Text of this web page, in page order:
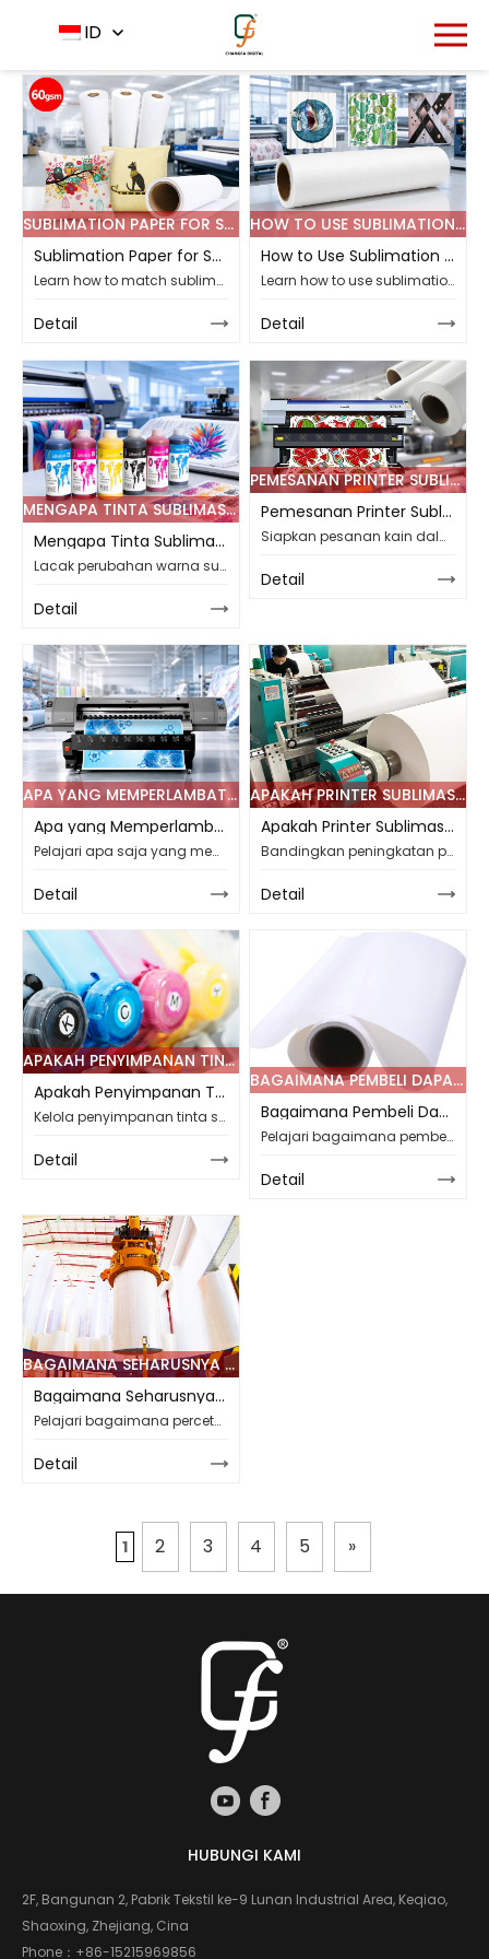
ID
Rumah Berita Perusahaan
SUBLIMATION PAPER FOR SHIRTS: HOW TO MATCH THE PAPER, POLYESTER FABRIC, AND HEAT PRESS
Sublimation Paper for Shirts: How to Match the Paper, Polyester Fabric, and Heat Press
Learn how to match sublimation paper for shirts with polyester fabric and heat press settings. See how Changfa Digital's 60gsm fast-dry roll fits shirt printing.
Detail
HOW TO USE SUBLIMATION TRANSFER PAPER?
How to Use Sublimation Transfer Paper?
Learn how to use sublimation paper, from printable-side checks and mirroring to ink control, heat pressing, troubleshooting and paper selection.
Detail
MENGAPA TINTA SUBLIMASI UNTUK PRINTER EPSON TERLIHAT BERBEDA SETELAH TRANSFER PANAS?
Mengapa Tinta Sublimasi untuk Printer Epson Terlihat Berbeda Setelah Transfer Panas?
Lacak perubahan warna sublimasi di seluruh kepala cetak Epson, aliran tinta CMYK, kertas transfer, poliester, serta suhu, waktu, dan tekanan transfer panas.
Detail
PEMESANAN PRINTER SUBLIMASI FORMAT LEBAR: PEMERIKSAAN DESAIN DAN KAIN SEBELUM PRODUKSI MASSAL
Pemesanan Printer Sublimasi Format Lebar: Pemeriksaan Desain dan Kain Sebelum Produksi Massal
Siapkan pesanan kain dalam jumlah besar dengan memeriksa skala desain, tata letak berulang, lebar yang dapat digunakan, margin, persetujuan gulungan pertama, catatan warna, dan detail produksi CF-8000.
Detail
APA YANG MEMPERLAMBAT JALUR PENCETAKAN SUBLIMASI SELAIN PRINTER ITU SENDIRI?
Apa yang Memperlambat Jalur Pencetakan Sublimasi Selain Printer Itu Sendiri?
Pelajari apa saja yang memperlambat jalur pencetakan sublimasi selain kecepatan printer, mulai dari pengeringan dan pasokan tinta hingga mode lintasan, kapasitas transfer, dan perawatan.
Detail
APAKAH PRINTER SUBLIMASI KECEPATAN TINGGI LAYAK DIUPGRADE UNTUK PESANAN TEKSTIL DALAM JUMLAH BESAR?
Apakah Printer Sublimasi Kecepatan Tinggi Layak Diupgrade untuk Pesanan Tekstil dalam Jumlah Besar?
Bandingkan peningkatan printer sublimasi kecepatan tinggi untuk pesanan tekstil dalam jumlah besar, termasuk lebar cetak, kecepatan PASS, pasokan tinta, perawatan, dan output yang stabil.
Detail
APAKAH PENYIMPANAN TINTA SUBLIMASI YANG TEPAT DAPAT MENGURANGI PENYUMBATAN NOZZLE DI BENGKEL YANG LEMBAP?
Apakah Penyimpanan Tinta Sublimasi yang Tepat Dapat Mengurangi Penyumbatan Nozzle di Bengkel yang Lembap?
Kelola penyimpanan tinta sublimasi di bengkel yang lembap untuk mengurangi penyumbatan nosel, mengontrol botol yang sudah dibuka, melindungi tinta CMYK, dan mendukung hasil cetak yang stabil.
Detail
BAGAIMANA PEMBELI DAPAT MENJAGA PASOKAN KERTAS SUBLIMASI TETAP STABIL SETELAH KETIDAKPASTIAN PEMASOK?
Bagaimana Pembeli Dapat Menjaga Pasokan Kertas Sublimasi Tetap Stabil Setelah Ketidakpastian Pemasok?
Pelajari bagaimana pembeli dapat mengelola ketidakpastian pemasok kertas sublimasi dengan pengecekan inventaris, pencocokan spesifikasi, pengujian sampel, dan opsi gulungan kertas Changfa Digital.
Detail
BAGAIMANA SEHARUSNYA PERCETAKAN MENGEVALUASI PRINTER KAIN DIGITAL MULTI-KEPALA SEBELUM MENINGKATKAN PRODUKSI?
Bagaimana Seharusnya Percetakan Mengevaluasi Printer Kain Digital Multi-Kepala Sebelum Meningkatkan Produksi?
Pelajari bagaimana percetakan dapat mengevaluasi kecepatan printer kain digital, konfigurasi kepala cetak, pengumpanan kain, waktu henti, dan opsi Changfa sebelum meningkatkan skala pencetakan tekstil.
Detail
1 2 3 4 5 »
HUBUNGI KAMI
2F, Bangunan 2, Pabrik Tekstil ke-9 Lunan Industrial Area, Keqiao,
Shaoxing, Zhejiang, Cina
Phone： +86-15215969856